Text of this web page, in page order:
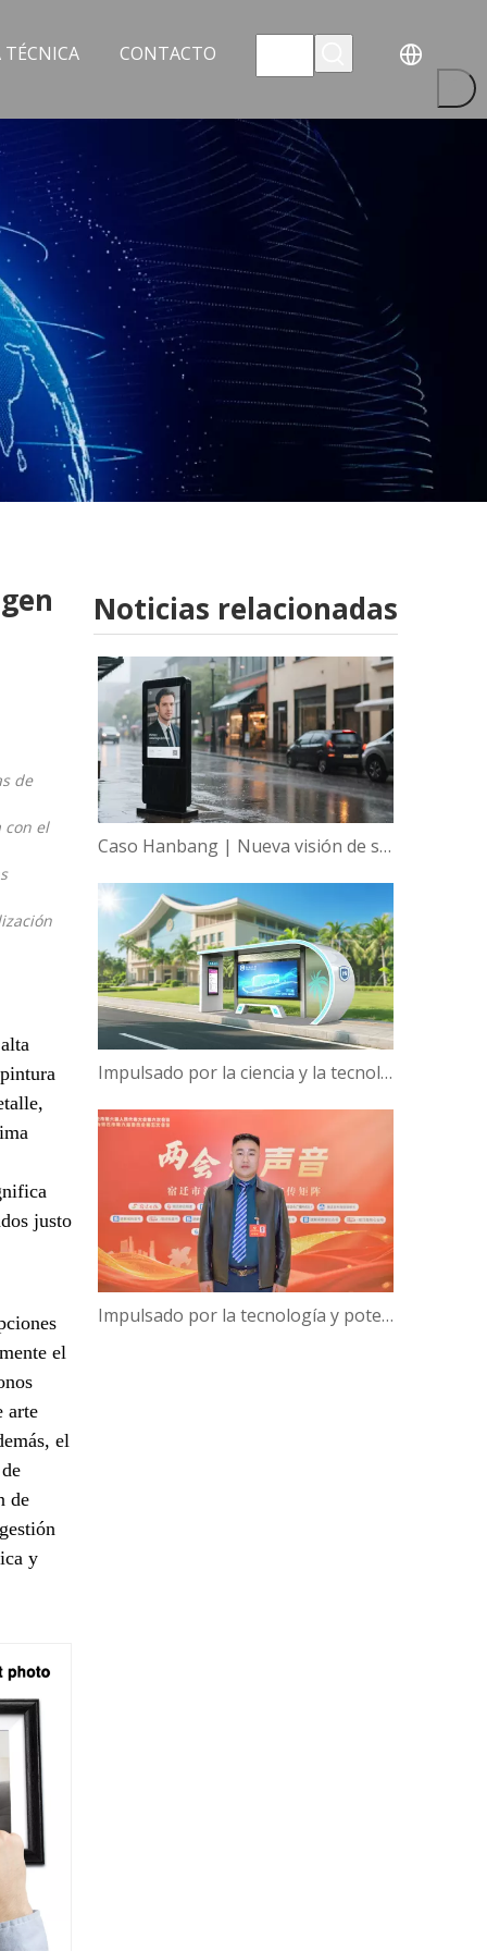
TÉCNICA CONTACTO
de
con el
justo
el
arte
el
de
y
Noticias relacionadas
Caso Hanbang | Nueva visión de sabiduría, empoderamiento global de la tecnología de visualización inteligente de Hanbang
Impulsado por la ciencia y la tecnología, Campus Verde | ¡Hanbang Intelligence trabaja con la Universidad de Hainan para construir una nueva ecología de viajes inteligentes!
Impulsado por la tecnología y potenciado por la inteligencia: el presidente de Hanbang Intelligence, Gao Yun, sobre el avance del desarrollo del 'Centro de inteligencia digital' de Suqian